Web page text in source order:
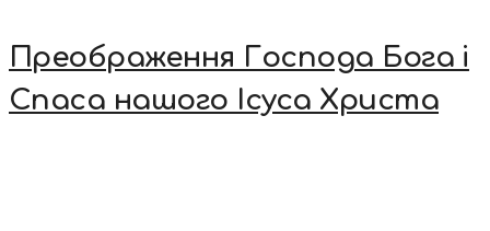
Преображення Господа Бога і
Спаса нашого Ісуса Христа